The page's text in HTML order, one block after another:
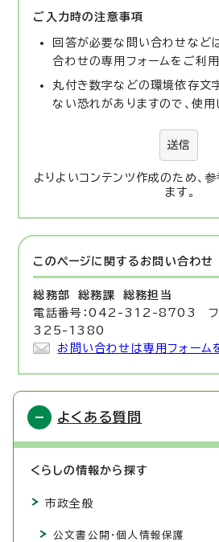
ご入力時の注意事項
回答が必要な問い合わせなど
合わせの専用フォームをご利用
丸付き数字などの環境依存文
ない恐れがありますので、使用
送信
よりよいコンテンツ作成のため、
ます。
このページに関する お問い合わせ
総務部 総務課 総務担当
電話番号：042-312-8703 フ
325-1380
お問い合わせは専用フォーム
よくある質問
くらしの情報から探す
市政全般
公文書公開・個人情報保護